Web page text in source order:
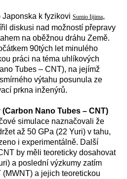
k fyzikovi Sumio Iijima,
diskusi nad možností přepravy
na oběžnou dráhu Země.
90tých let minulého
práci na téma uhlíkových
Tubes – CNT), na jejímž
výtahu posunula ze
prkna inženýrů.
Nano Tubes – CNT)
simulace naznačovali že
až 50 GPa (22 Yuri) v tahu,
i experimentálně. Další
by měli teoreticky dosahovat
a poslední výzkumy zatím
a jejich teoretickou